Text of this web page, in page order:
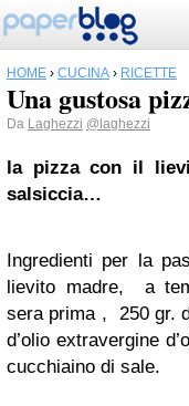
HOME › CUCINA › RICETTE
Una gustosa
Da Laghezzi @laghezzi
la pizza con il
salsiccia…
Ingredienti per la
lievito madre, a
sera prima , 250 gr.
d’olio extravergine
cucchiaino di sale.